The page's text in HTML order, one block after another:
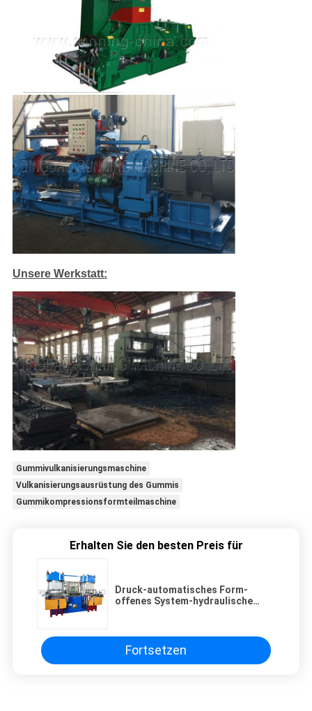
Unsere Werkstatt:
Gummivulkanisierungsmaschine
Vulkanisierungsausrüstung des Gummis
Gummikompressionsformteilmaschine
Erhalten Sie den besten Preis für
Druck-automatisches Form-
offenes System-hydraulische
Fortsetzen